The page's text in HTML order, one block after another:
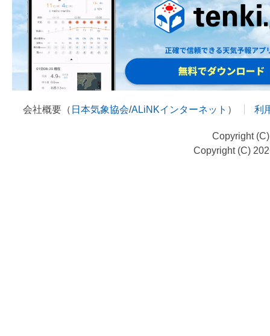
会社概要（ 日本気象協会/ALiNKインターネット ） 利
Copyright
Copyright (C)